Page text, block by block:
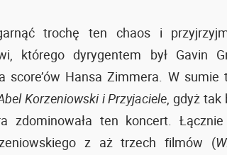
trochę ten chaos i
którego dyrygentem był Gavin
score’ów Hansa Zimmera. W
Korzeniowski i Przyjaciele, gdyż tak
zdominowała ten koncert.
z aż trzech filmów (